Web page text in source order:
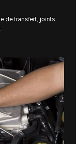
de transfert, joints